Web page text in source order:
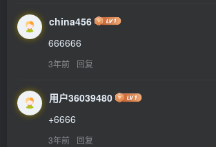
china456
666666
3年前 回复
用户36039480
+6666
3年前 回复